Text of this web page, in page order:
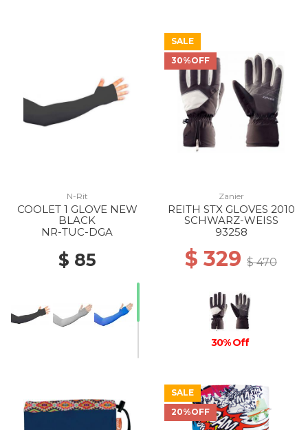
N-Rit
COOLET 1 GLOVE NEW
BLACK
NR-TUC-DGA
$ 85
SALE
30%OFF
Zanier
REITH STX GLOVES 2010
SCHWARZ-WEISS
93258
$ 329 $ 470
30% Off
SALE
20%OFF